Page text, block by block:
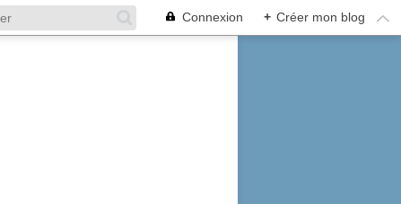
Connexion + Créer mon blog